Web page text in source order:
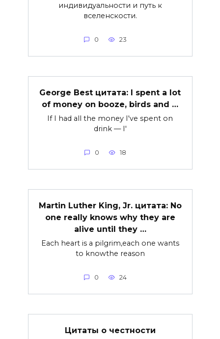
индивидуальности и путь к
вселенскости.
0 23
George Best цитата: I spent a lot
of money on booze, birds and …
If I had all the money I've spent on
drink — I'
0 18
Martin Luther King, Jr. цитата: No
one really knows why they are
alive until they …
Each heart is a pilgrim,each one wants
to knowthe reason
0 24
Цитаты о честности